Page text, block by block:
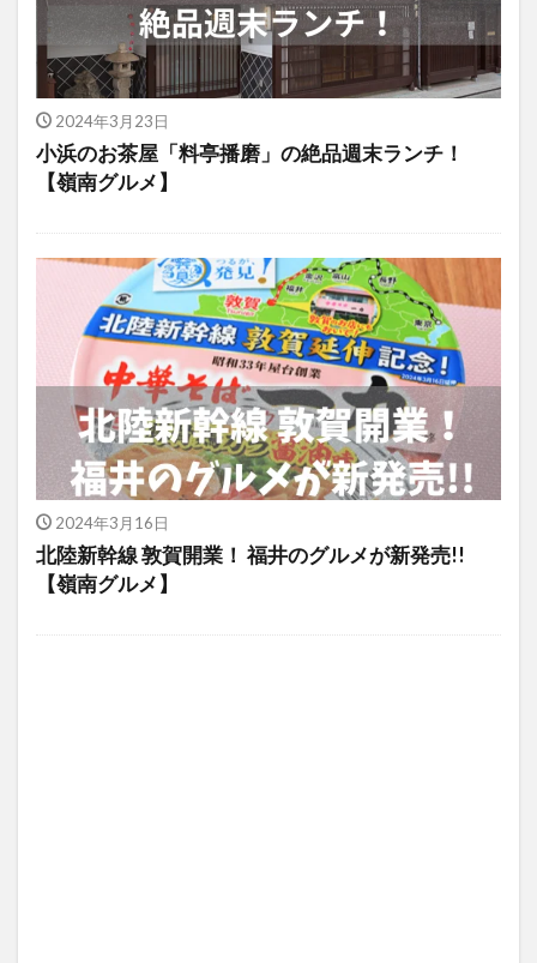
2024年3月23日
小浜のお茶屋「料亭播磨」の絶品週末ランチ！
【嶺南グルメ】
2024年3月16日
北陸新幹線 敦賀開業！ 福井のグルメが新発売!!
【嶺南グルメ】